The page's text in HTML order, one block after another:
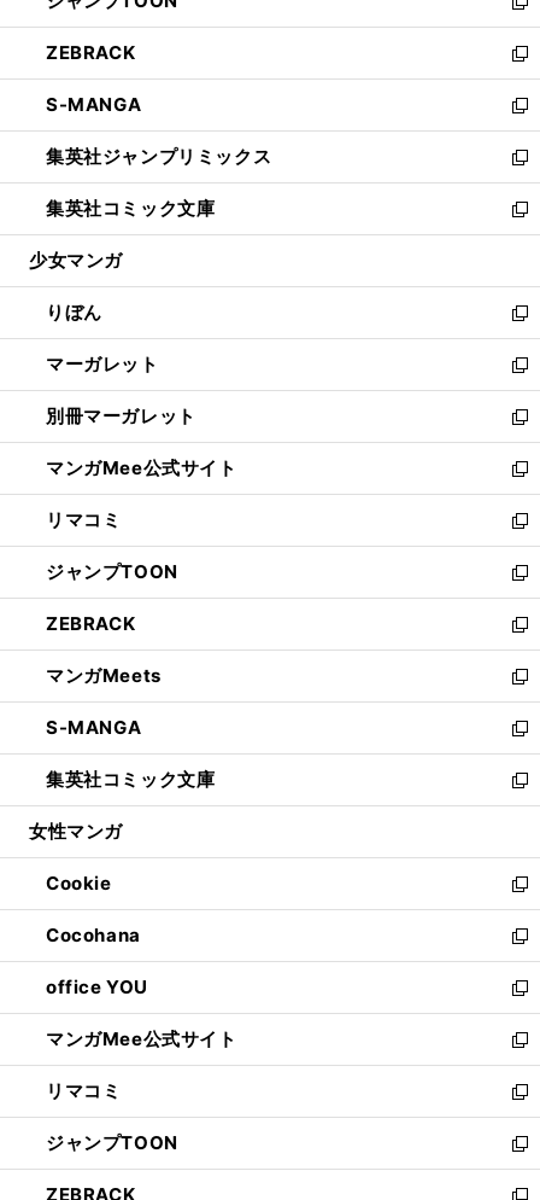
開
く
ウ
で
開
く
ン
ド
ウ
で
開
く
い
ウ
ィ
ン
ド
ウ
で
開
く
新
し
い
ウ
ィ
ン
ド
ウ
で
開
ZEBRACK
新
し
い
ウ
ィ
ン
ド
ウ
開
く
S-MANGA
新
し
い
ウ
ィ
ン
ウ
で
開
く
集英社ジャンプリミックス
新
し
い
ウ
ン
ド
ウ
で
開
く
集英社コミック文庫
新
し
ウ
ィ
ン
ド
ウ
で
開
く
少女マンガ
りぼん
新
し
い
ウ
ィ
ン
ド
ウ
で
開
く
マーガレット
新
し
い
ウ
ィ
ン
ド
ウ
で
開
く
別冊マーガレット
新
し
い
ウ
ィ
ン
ド
ウ
で
開
く
マンガMee公式サイト
新
し
い
ウ
ィ
ン
ド
ウ
で
開
く
リマコミ
新
し
い
ウ
ィ
ン
ド
ウ
で
開
く
ジャンプTOON
新
し
い
ウ
ィ
ン
ド
ウ
で
開
ZEBRACK
新
し
い
ウ
ィ
ン
ド
ウ
開
く
マンガMeets
新
し
い
ウ
ィ
ン
ウ
で
開
く
S-MANGA
新
し
い
ウ
ン
ド
ウ
で
開
く
集英社コミック文庫
新
し
ウ
ィ
ン
ド
ウ
で
開
く
女性マンガ
Cookie
新
し
い
ウ
ィ
ン
ド
ウ
で
開
く
Cocohana
新
し
い
ウ
ィ
ン
ド
ウ
で
開
く
office YOU
新
し
い
ウ
ィ
ン
ド
ウ
で
マンガMee公式サイト
新
し
い
ウ
ィ
ン
リマコミ
新
し
い
ウ
ジャンプTOON
新
し
ZEBRACK